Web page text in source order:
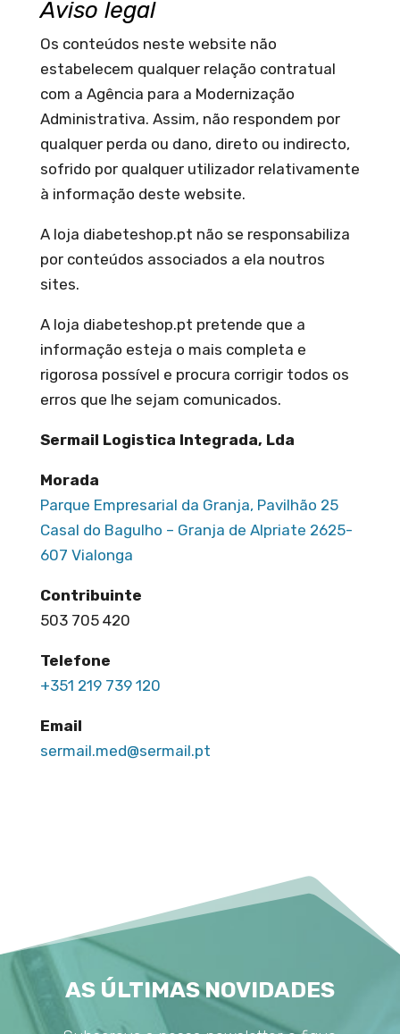
Aviso legal
Os conteúdos neste website não
estabelecem qualquer relação contratual
com a Agência para a Modernização
Administrativa. Assim, não respondem por
qualquer perda ou dano, direto ou indirecto,
sofrido por qualquer utilizador relativamente
à informação deste website.
A loja diabeteshop.pt não se responsabiliza
por conteúdos associados a ela noutros
sites.
A loja diabeteshop.pt pretende que a
informação esteja o mais completa e
rigorosa possível e procura corrigir todos os
erros que lhe sejam comunicados.
Sermail Logistica Integrada, Lda
Morada
Parque Empresarial da Granja, Pavilhão 25
Casal do Bagulho – Granja de Alpriate 2625-
607 Vialonga
Contribuinte
503 705 420
Telefone
+351 219 739 120
Email
sermail.med@sermail.pt
AS ÚLTIMAS NOVIDADES